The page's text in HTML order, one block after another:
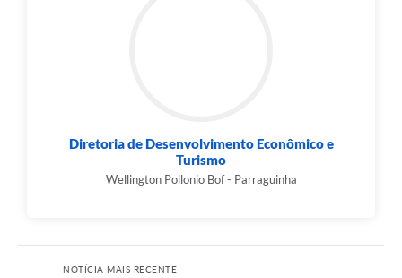
Diretoria de Desenvolvimento Econômico e
Turismo
Wellington Pollonio Bof - Parraguinha
NOTÍCIA MAIS RECENTE